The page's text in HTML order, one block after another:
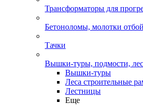
Трансформаторы для
Бетоноломы, молотки
Тачки
Вышки-туры, подмости,
Вышки-туры
Леса строительные
Лестницы
Еще